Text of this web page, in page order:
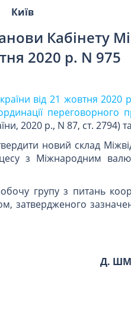
Київ
Кабінету
2020 р. N 975
від 21 жовтня
переговорного
2020 р., N 87, ст. 2794)
новий склад
з Міжнародним
групу з питань
затвердженого
Д.